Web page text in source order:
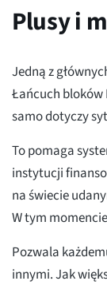
Plusy i
Jedną z
Łańcuch bloków
samo dotyczy
To pomaga
instytucji
na świecie
W tym
Pozwala
innymi. Jak